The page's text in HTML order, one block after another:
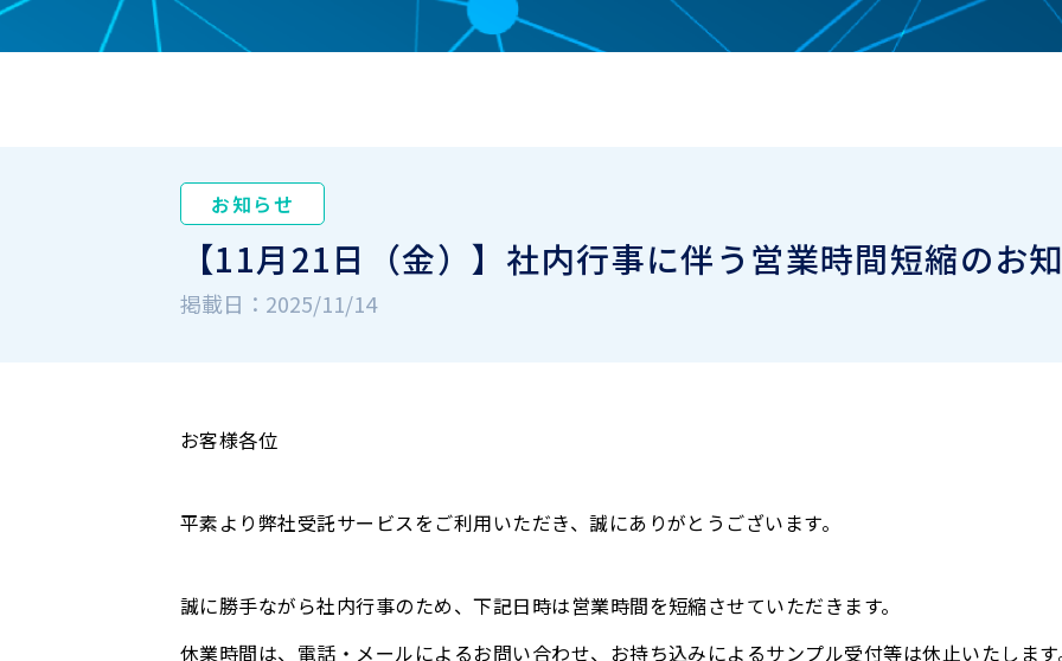
お知らせ
【11月21日（金）】社内行事に伴う営業時間短縮のお
掲載日：2025/11/14
お客様各位
平素より弊社受託サービスをご利用いただき、誠にありがとうございます。
誠に勝手ながら社内行事のため、下記日時は営業時間を短縮させていただきます。
休業時間は、電話・メールによるお問い合わせ、お持ち込みによるサンプル受付等は休止いたします